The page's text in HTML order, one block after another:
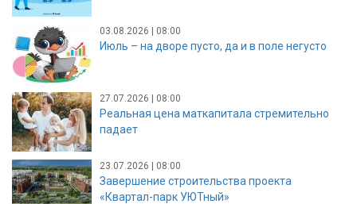
03.08.2026 | 08:00
Июль – на дворе пусто, да и в поле негусто
27.07.2026 | 08:00
Реальная цена маткапитала стремительно
падает
23.07.2026 | 08:00
Завершение строительства проекта
«Квартал-парк УЮТный»